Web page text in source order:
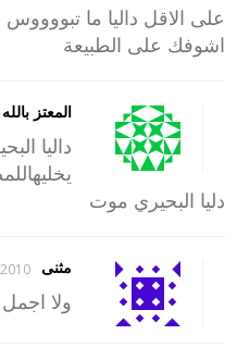
على الاقل داليا ما تبووووس
اشوفك على الطبيعة
المعتز
داليا
دليا البحيري موت
مثنى 15:15
ولا اجمل